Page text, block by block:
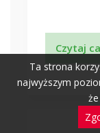
Czytaj
Ta strona
najwyższym